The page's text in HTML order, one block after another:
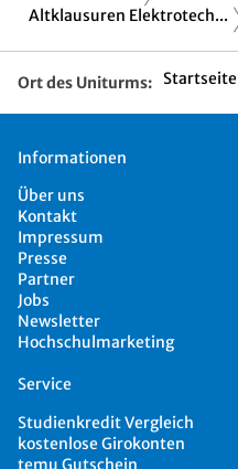
Altklausuren Elektrotech...
Ort des Uniturms: Startseite
Informationen
Über uns
Kontakt
Impressum
Presse
Partner
Jobs
Newsletter
Hochschulmarketing
Service
Studienkredit Vergleich
kostenlose Girokonten
temu Gutschein